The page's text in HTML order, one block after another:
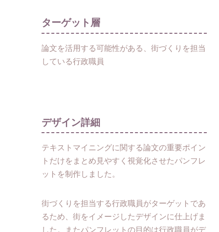
ターゲット層
論文を活用する可能性がある、街づくりを担当
している行政職員
デザイン詳細
テキストマイニングに関する論文の重要ポイン
トだけをまとめ見やすく視覚化させたパンフレ
ットを制作しました。
街づくりを担当する行政職員がターゲットであ
るため、街をイメージしたデザインに仕上げま
した。またパンフレットの目的は行政職員がデ